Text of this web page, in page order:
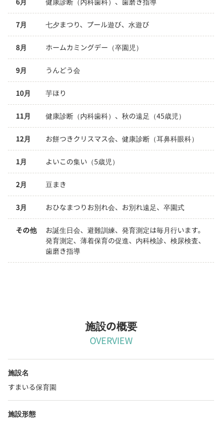
7月 七夕まつり、プール遊び、水遊び
8月 ホームカミングデー（卒園児）
9月 うんどう会
10月 芋ほり
11月 健康診断（内科歯科）、秋の遠足（45歳児）
12月 お餅つきクリスマス会、健康診断（耳鼻科眼科）
1月 よいこの集い（5歳児）
2月 豆まき
3月 おひなまつりお別れ会、お別れ遠足、卒園式
その他
お誕生日会、避難訓練、発育測定は毎月行います。
発育測定、薄着保育の促進、内科検診、検尿検査、
歯磨き指導
施設の概要
OVERVIEW
施設名
すまいる保育園
施設形態